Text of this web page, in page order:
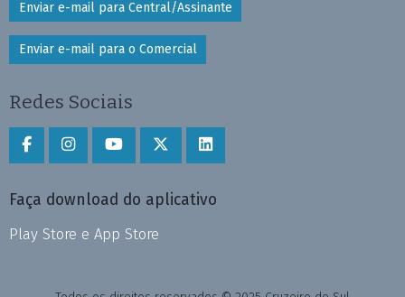
Enviar e-mail para Central/Assinante
Enviar e-mail para o Comercial
Redes Sociais
Faça download do aplicativo
Play Store e App Store